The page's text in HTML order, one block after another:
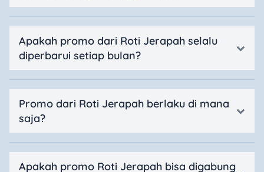
Apakah promo dari Roti Jerapah selalu
diperbarui setiap bulan?
Promo dari Roti Jerapah berlaku di mana
saja?
Apakah promo Roti Jerapah bisa digabung